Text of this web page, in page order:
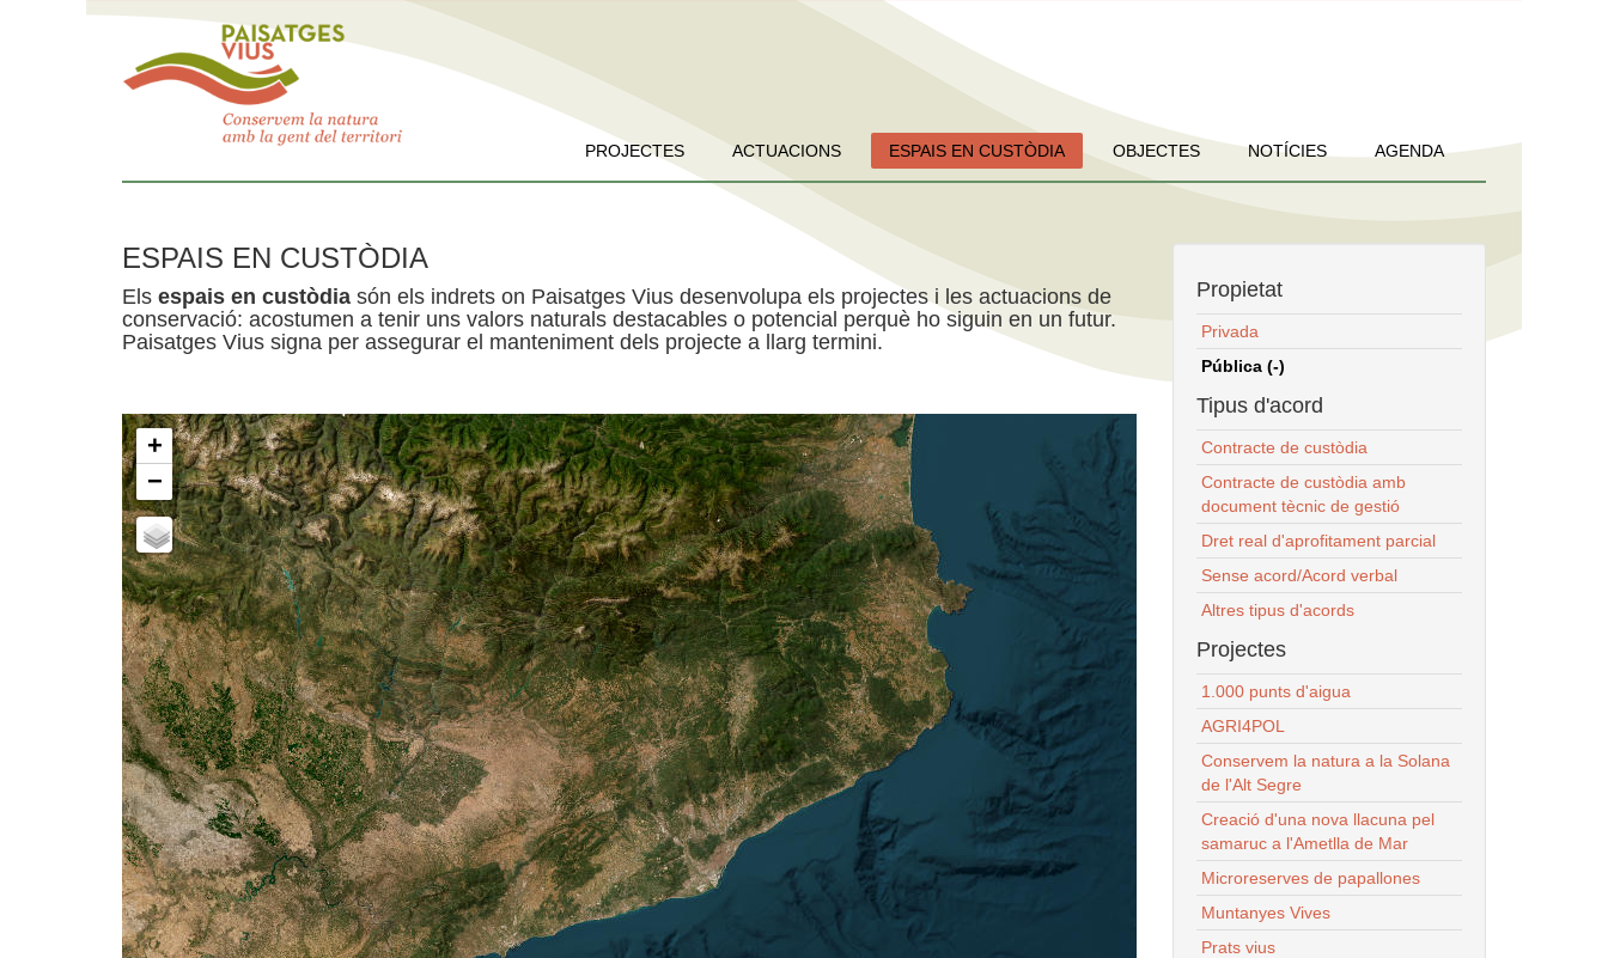
PROJECTES ACTUACIONS ESPAIS EN CUSTÒDIA OBJECTES NOTÍCIES AGENDA
ESPAIS EN CUSTÒDIA
Els espais en custòdia són els indrets on Paisatges Vius desenvolupa els projectes i les actuacions de
conservació: acostumen a tenir uns valors naturals destacables o potencial perquè ho siguin en un futur.
Paisatges Vius signa per assegurar el manteniment dels projecte a llarg termini.
+
−
Propietat
Privada
Pública (-)
Tipus d'acord
Contracte de custòdia
Contracte de custòdia amb
document tècnic de gestió
Dret real d'aprofitament parcial
Sense acord/Acord verbal
Altres tipus d'acords
Projectes
1.000 punts d'aigua
AGRI4POL
Conservem la natura a la Solana
de l'Alt Segre
Creació d'una nova llacuna pel
samaruc a l'Ametlla de Mar
Microreserves de papallones
Muntanyes Vives
Prats vius